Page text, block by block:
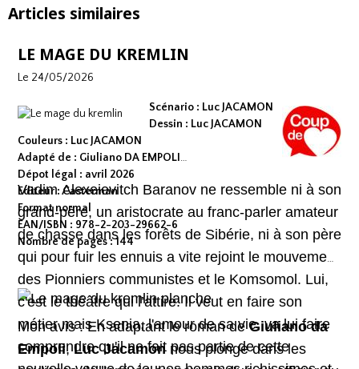
Articles similaires
LE MAGE DU KREMLIN
Le 24/05/2026
Scénario : Luc JACAMON
Dessin : Luc JACAMON
Couleurs : Luc JACAMON
Adapté de : Giuliano DA EMPOLI
Dépot légal : avril 2026
Editeur : Casterman
Format normal
EAN/ISBN : 978-2-203-29662-6
Nombre de pages : 144
Vadim Alexeievitch Baranov ne ressemble ni à son
grand-père, un aristocrate au franc-parler amateur
de chasse dans les forêts de Sibérie, ni à son père
qui pour fuir les ennuis a vite rejoint le mouvement
des Pionniers communistes et le Komsomol. Lui,
c'est le théâtre qui l’attire. Il veut en faire son
métier mais Ksenia, l'amour de sa vie, va lui faire
comprendre qu'il ne fait pas partie de cette
Mon avis : En adaptant le roman deGiuliano da
Empoli,Luc Jacamonnous plonge dans les